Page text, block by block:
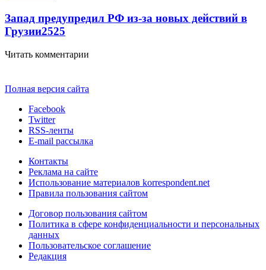
Запад предупредил РФ из-за новых действий в
Грузии2525
Читать комментарии
Полная версия сайта
Facebook
Twitter
RSS-ленты
E-mail рассылка
Контакты
Реклама на сайте
Использование материалов korrespondent.net
Правила пользования сайтом
Договор пользования сайтом
Политика в сфере конфиденциальности и персональных
данных
Пользовательское соглашение
Редакция